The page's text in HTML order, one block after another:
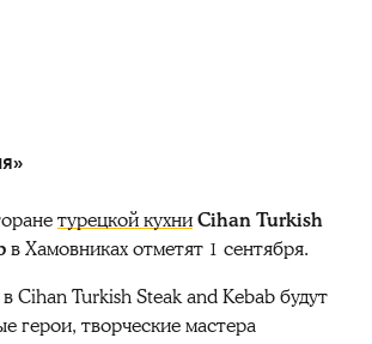
турецкой кухниCihan Turkish
в Хамовниках отметят 1 сентября.
Cihan Turkish Steak and Kebab будут
герои, творческие мастера